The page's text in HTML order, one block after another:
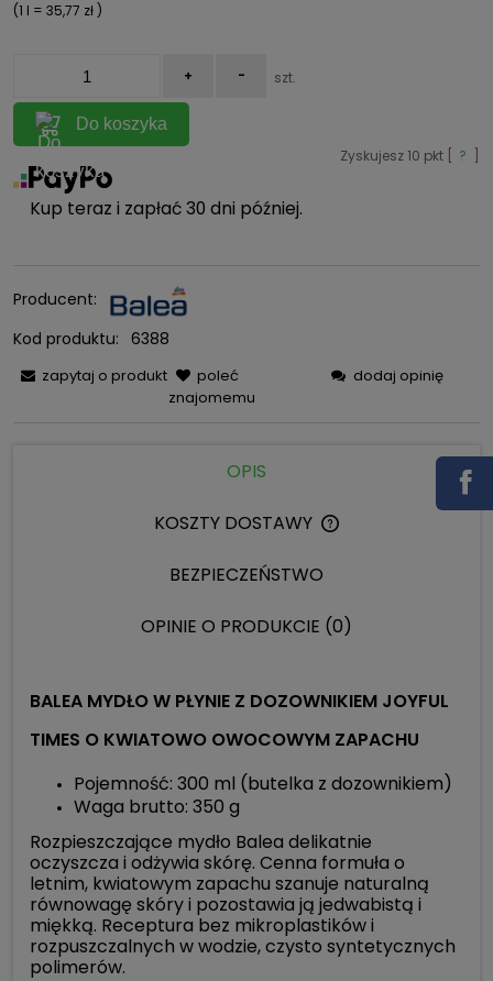
(1 l = 35,77 zł )
+ - szt.
Do koszyka
Zyskujesz 10 pkt [ ?
Kup teraz i zapłać 30 dni później.
Producent:
Kod produktu: 6388
zapytaj o produkt
poleć
znajomemu
dodaj opinię
OPIS
KOSZTY DOSTAWY
BEZPIECZEŃSTWO
OPINIE O PRODUKCIE (0)
BALEA MYDŁO W PŁYNIE Z DOZOWNIKIEM JOYFUL
TIMES O KWIATOWO OWOCOWYM ZAPACHU
Pojemność: 300 ml (butelka z dozownikiem)
Waga brutto: 350 g
Rozpieszczające mydło Balea delikatnie
oczyszcza i odżywia skórę. Cenna formuła o
letnim, kwiatowym zapachu szanuje naturalną
równowagę skóry i pozostawia ją jedwabistą i
miękką. Receptura bez mikroplastików i
rozpuszczalnych w wodzie, czysto syntetycznych
polimerów.